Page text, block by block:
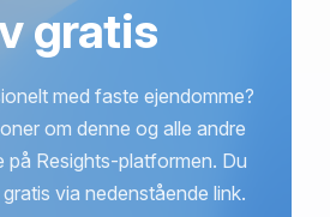
gratis
med faste ejendomme?
om denne og alle andre
på Resights-platformen. Du
via nedenstående link.